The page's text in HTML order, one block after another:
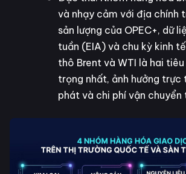
và nhạy cảm với địa chính
sản lượng của OPEC+, dữ
tuần (EIA) và chu kỳ kinh
thô Brent và WTI là hai
trọng nhất, ảnh hưởng trực
phát và chi phí vận